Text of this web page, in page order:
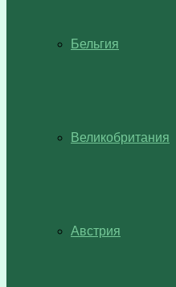
Бельгия
Великобритания
Австрия